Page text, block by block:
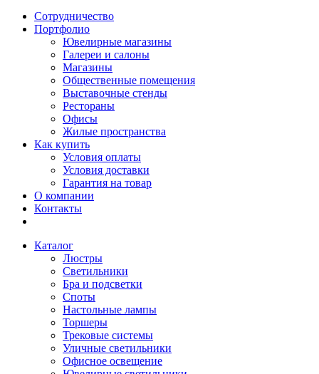
Сотрудничество
Портфолио
Ювелирные магазины
Галереи и салоны
Магазины
Общественные помещения
Выставочные стенды
Рестораны
Офисы
Жилые пространства
Как купить
Условия оплаты
Условия доставки
Гарантия на товар
О компании
Контакты
Каталог
Люстры
Светильники
Бра и подсветки
Споты
Настольные лампы
Торшеры
Трековые системы
Уличные светильники
Офисное освещение